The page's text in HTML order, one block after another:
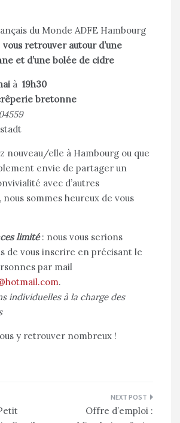
du Monde ADFE Hambourg
vous retrouver autour d’une
et d’une bolée de cidre
à 19h30
bretonne
nouveau/elle à Hambourg ou que
envie de partager un
avec d’autres
sommes heureux de vous
limité: nous vous serions
de vous inscrire en précisant le
par mail
.
individuelles à la charge des
y retrouver nombreux !
Offre d’emploi :